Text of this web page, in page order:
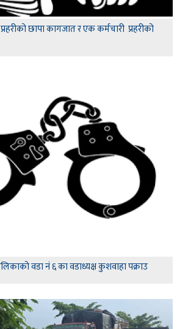
छापा कागजात र एक कर्मचारी प्रहरीको
वडा नं ६ का वडाध्यक्ष कुशवाहा पक्राउ